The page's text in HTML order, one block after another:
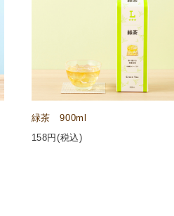
緑茶 900ml
158円(税込)